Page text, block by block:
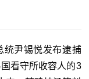
统尹锡悦发布逮捕
看守所收容人的3